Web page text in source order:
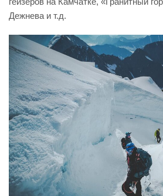
Дежнева и т.д.